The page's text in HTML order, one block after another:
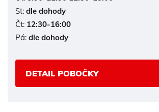
St: dle dohody
Čt: 12:30-16:00
Pá: dle dohody
DETAIL POBOČKY